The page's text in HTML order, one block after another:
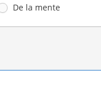
De la mente